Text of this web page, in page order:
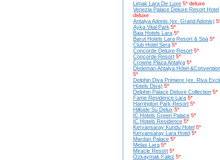
Limak Lara De Luxe 5* deluxe
Venezia Palace Deluxe Resort Hotel
deluxe
Antalya Adonis (ex. Grand Adonis)
Ayka Vital Park 5*
Baia Hotels Lara 5*
Barut Hotels Lara Resort & Spa 5*
Club Hotel Sera 5*
Concorde Deluxe Resort 5*
Concorde Resort 5*
Crowne Plaza Antalya 5*
Dedeman Antalya Hotel
5*
Delphin Diva Primiere (ex. Riva
Hotels Diva) 5*
Delphin Palace Deluxe Collection 5*
Fame Residence Lara 5*
Harrington Park Resort 5*
Hillside Su Delux 5*
IC Hotels Green Palace 5*
IC Hotels Residence 5*
Kervansaray Kundu Hotel 5*
Kervansaray Lara Hotel 5*
Mardan Palace 5*
Melas Lara 5*
Miracle Resort 5*
Ozkaymak Falez 5*